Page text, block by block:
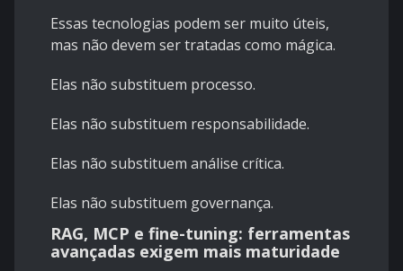
Essas tecnologias podem ser muito úteis,
mas não devem ser tratadas como mágica.
Elas não substituem processo.
Elas não substituem responsabilidade.
Elas não substituem análise crítica.
Elas não substituem governança.
RAG, MCP e fine-tuning: ferramentas
avançadas exigem mais maturidade